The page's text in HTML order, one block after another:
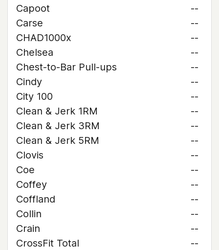
Capoot
--
Carse
--
CHAD1000x
--
Chelsea
--
Chest-to-Bar Pull-ups
--
Cindy
--
City 100
--
Clean & Jerk 1RM
--
Clean & Jerk 3RM
--
Clean & Jerk 5RM
--
Clovis
--
Coe
--
Coffey
--
Coffland
--
Collin
--
Crain
--
CrossFit Total
--